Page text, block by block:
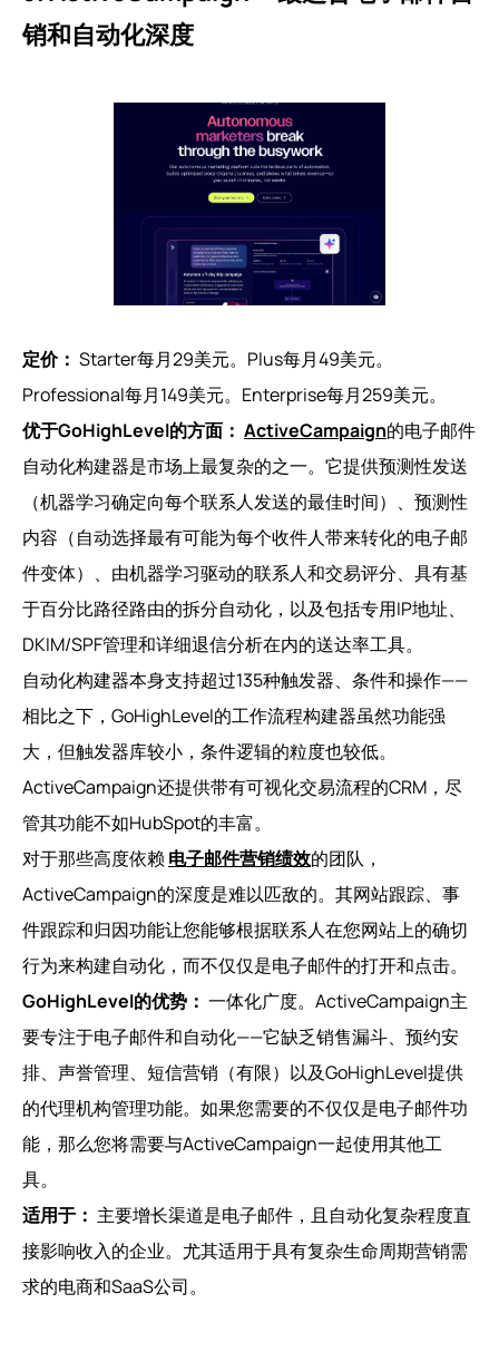
销和自动化深度
定价： Starter每月29美元。Plus每月49美元。
Professional每月149美元。Enterprise每月259美元。
优于GoHighLevel的方面： ActiveCampaign的电子邮件
自动化构建器是市场上最复杂的之一。它提供预测性发送
（机器学习确定向每个联系人发送的最佳时间）、预测性
内容（自动选择最有可能为每个收件人带来转化的电子邮
件变体）、由机器学习驱动的联系人和交易评分、具有基
于百分比路径路由的拆分自动化，以及包括专用IP地址、
DKIM/SPF管理和详细退信分析在内的送达率工具。
自动化构建器本身支持超过135种触发器、条件和操作——
相比之下，GoHighLevel的工作流程构建器虽然功能强
大，但触发器库较小，条件逻辑的粒度也较低。
ActiveCampaign还提供带有可视化交易流程的CRM，尽
管其功能不如HubSpot的丰富。
对于那些高度依赖 电子邮件营销绩效的团队，
ActiveCampaign的深度是难以匹敌的。其网站跟踪、事
件跟踪和归因功能让您能够根据联系人在您网站上的确切
行为来构建自动化，而不仅仅是电子邮件的打开和点击。
GoHighLevel的优势： 一体化广度。ActiveCampaign主
要专注于电子邮件和自动化——它缺乏销售漏斗、预约安
排、声誉管理、短信营销（有限）以及GoHighLevel提供
的代理机构管理功能。如果您需要的不仅仅是电子邮件功
能，那么您将需要与ActiveCampaign一起使用其他工
具。
适用于： 主要增长渠道是电子邮件，且自动化复杂程度直
接影响收入的企业。尤其适用于具有复杂生命周期营销需
求的电商和SaaS公司。